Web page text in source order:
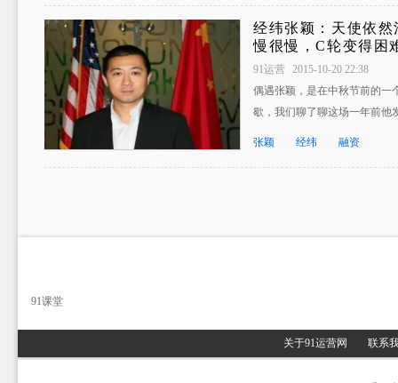
经纬张颖：天使依
慢很慢，C轮变得困
91运营 2015-10-20 22:38
偶遇张颖，是在中秋节前的一
歇，我们聊了聊这场一年前
张颖 经纬 融资
91课堂
关于91运营网 联系